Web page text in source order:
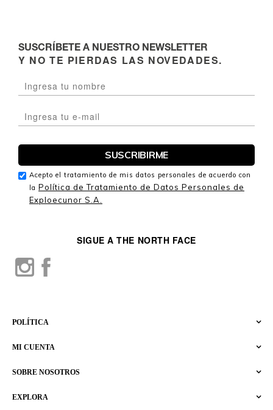
EXPLORA
SOBRE NOSOTROS
MI CUENTA
POLÍTICA
SIGUE A THE NORTH FACE
SUSCRÍBETE A NUESTRO NEWSLETTER
Y NO TE PIERDAS LAS NOVEDADES.
Acepto el tratamiento de mis datos personales de acuerdo con
la Política de Tratamiento de Datos Personales de
Exploecunor S.A.